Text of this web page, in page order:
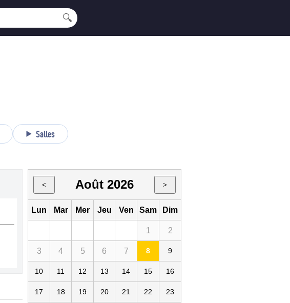
🔍
Salles
< Août 2026 >
Lun Mar Mer Jeu Ven Sam Dim
1 2
3 4 5 6 7 8 9
10 11 12 13 14 15 16
17 18 19 20 21 22 23